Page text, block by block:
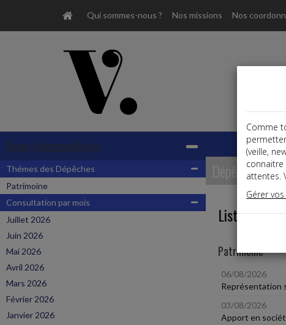
Qui sommes-nous ? Nos missions Nos
Base documentaire
Thémes des Dépêches
Patrimoine
Consultation par mois
Juillet 2026
Juin 2026
Mai 2026
Avril 2026
Mars 2026
Février 2026
Janvier 2026
Dépêches
Liste des
Patrimoine
06/08/2026
Représentation
03/08/2026
Apport en
Comme
(veille,
attentes.
Gérer